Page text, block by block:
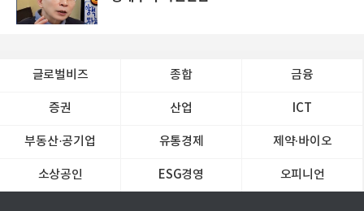
글로벌비즈 종합 금융
증권 산업 ICT
부동산·공기업 유통경제 제약∙바이오
소상공인 ESG경영 오피니언